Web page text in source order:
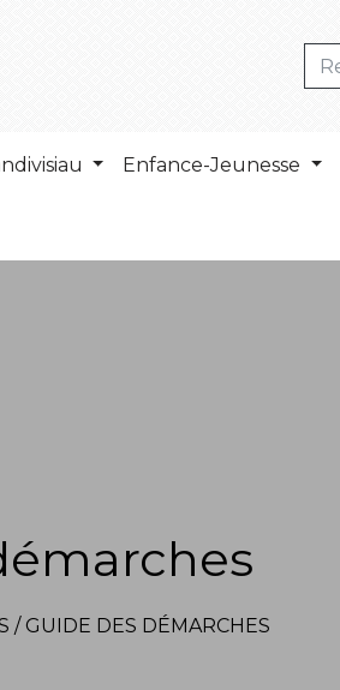
Enfance-Jeunesse
/ GUIDE DES DÉMARCHES